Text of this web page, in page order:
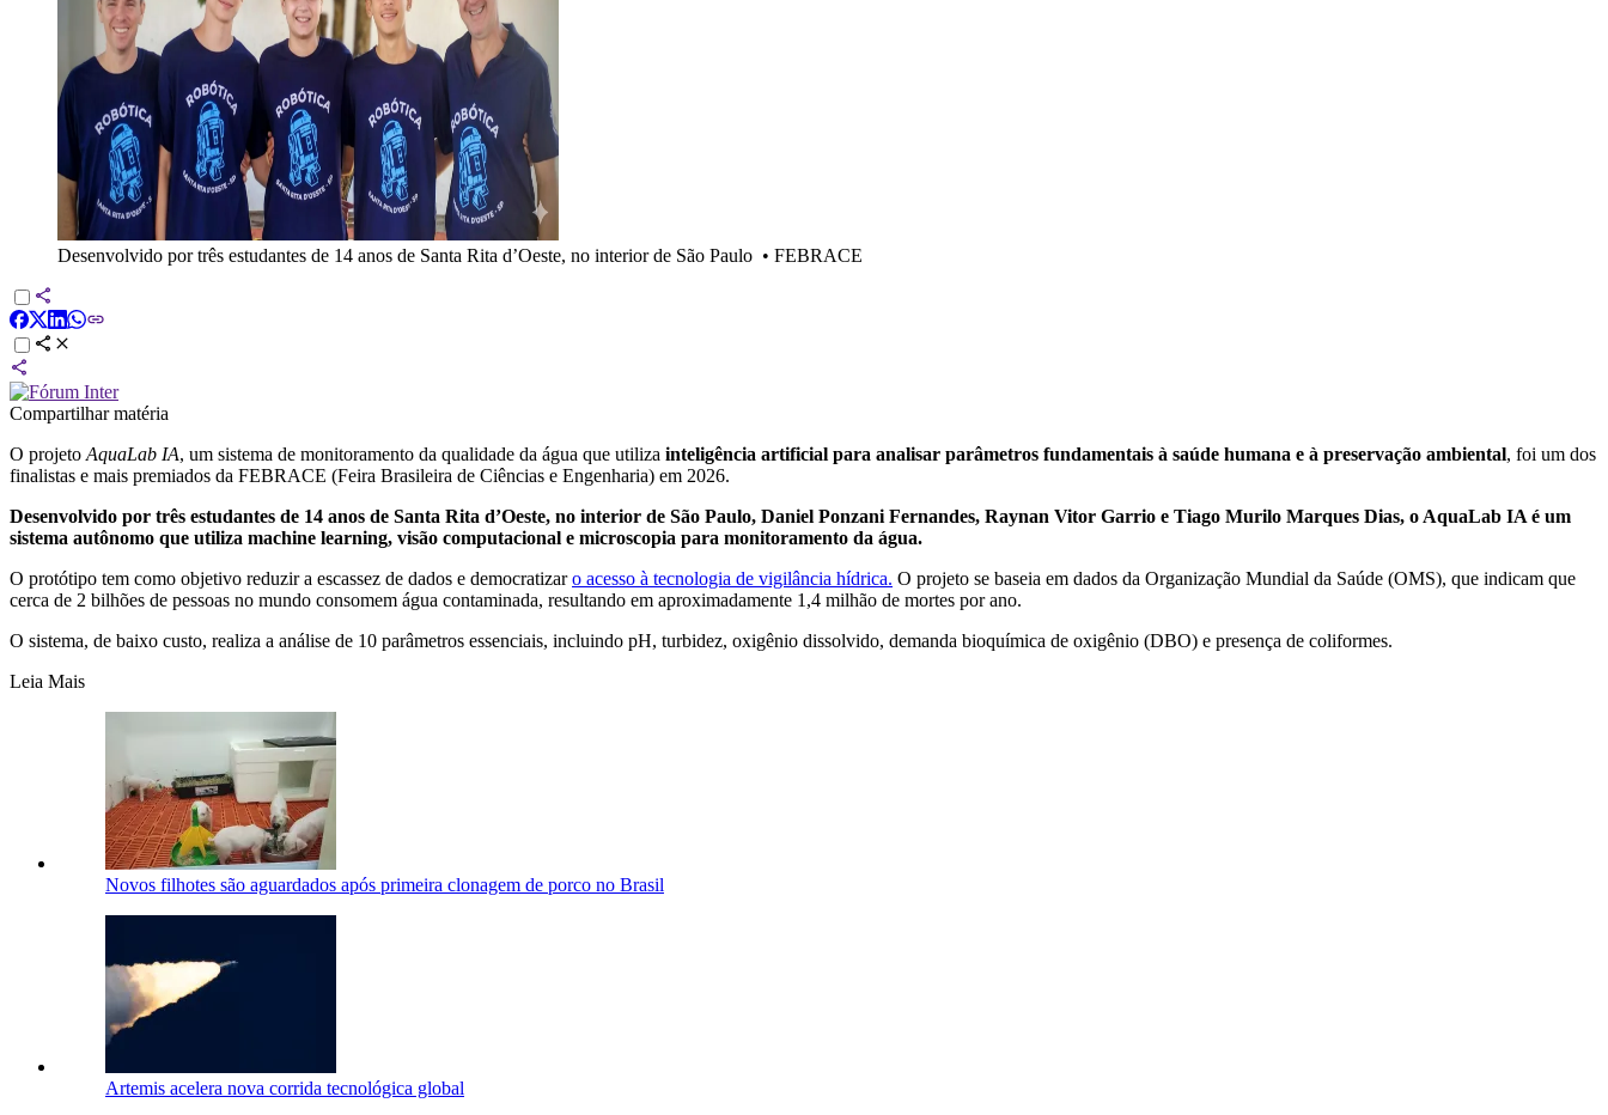
Desenvolvido por três estudantes de 14 anos de Santa Rita d’Oeste, no interior de São Paulo • FEBRACE
Compartilhar matéria
O projeto AquaLab IA, um sistema de monitoramento da qualidade da água que utiliza inteligência artificial para analisar parâmetros fundamentais à saúde humana e à preservação ambiental, foi um dos
finalistas e mais premiados da FEBRACE (Feira Brasileira de Ciências e Engenharia) em 2026.
Desenvolvido por três estudantes de 14 anos de Santa Rita d’Oeste, no interior de São Paulo, Daniel Ponzani Fernandes, Raynan Vitor Garrio e Tiago Murilo Marques Dias, o AquaLab IA é um
sistema autônomo que utiliza machine learning, visão computacional e microscopia para monitoramento da água.
O protótipo tem como objetivo reduzir a escassez de dados e democratizaro acesso à tecnologia de vigilância hídrica. O projeto se baseia em dados da Organização Mundial da Saúde (OMS), que indicam que
cerca de 2 bilhões de pessoas no mundo consomem água contaminada, resultando em aproximadamente 1,4 milhão de mortes por ano.
O sistema, de baixo custo, realiza a análise de 10 parâmetros essenciais, incluindo pH, turbidez, oxigênio dissolvido, demanda bioquímica de oxigênio (DBO) e presença de coliformes.
Leia Mais
Novos filhotes são aguardados após primeira clonagem de porco no Brasil
Artemis acelera nova corrida tecnológica global